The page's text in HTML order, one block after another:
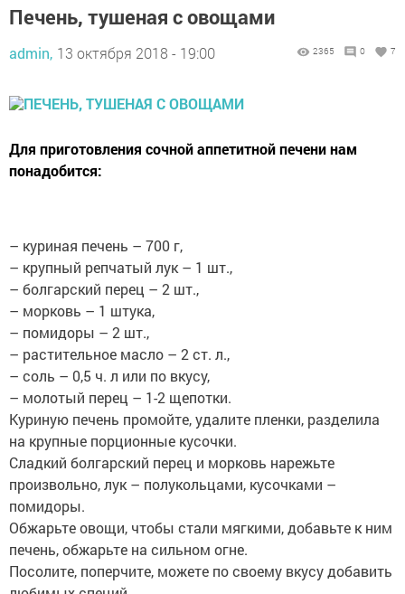
Печень, тушеная с овощами
admin, 13 октября 2018 - 19:00 2365 0 7
Для приготовления сочной аппетитной печени нам
понадобится:
– куриная печень – 700 г,
– крупный репчатый лук – 1 шт.,
– болгарский перец – 2 шт.,
– морковь – 1 штука,
– помидоры – 2 шт.,
– растительное масло – 2 ст. л.,
– соль – 0,5 ч. л или по вкусу,
– молотый перец – 1-2 щепотки.
Куриную печень промойте, удалите пленки, разделила
на крупные порционные кусочки.
Сладкий болгарский перец и морковь нарежьте
произвольно, лук – полукольцами, кусочками –
помидоры.
Обжарьте овощи, чтобы стали мягкими, добавьте к ним
печень, обжарьте на сильном огне.
Посолите, поперчите, можете по своему вкусу добавить